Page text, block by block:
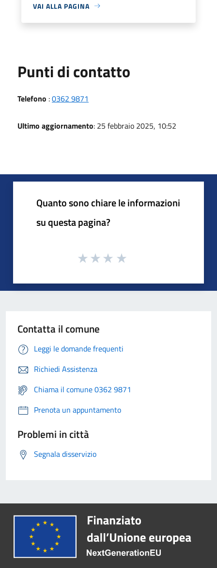
VAI ALLA PAGINA
Punti di contatto
Telefono :0362 9871
Ultimo aggiornamento: 25 febbraio 2025, 10:52
Quanto sono chiare le informazioni
su questa pagina?
Contatta il comune
Leggi le domande frequenti
Richiedi Assistenza
Chiama il comune 0362 9871
Prenota un appuntamento
Problemi in città
Segnala disservizio